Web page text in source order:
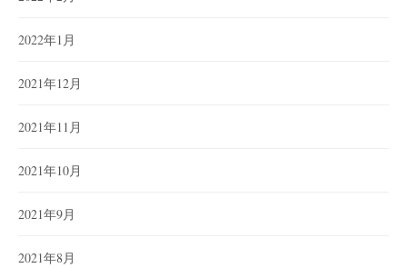
2022年1月
2021年12月
2021年11月
2021年10月
2021年9月
2021年8月